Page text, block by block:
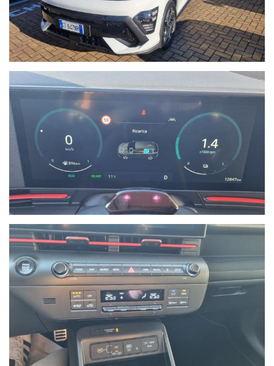
- Il Gruppo Autoquadrifoglio è concessionaria ufficiale Opel per
la vendita di autoveicoli e veicoli industriali dal 1978. Nel 2000
ha ampliato la gamma di servizi per i clienti con una moderna
autofficina meccanica.
Nel 2004 comincia l’avventura “Outlet dell’auto”, per la
commercializzazione di veicoli d’occasione garantiti di tutte le
marche.
Nel 2015 diventa nuova e unica concessionaria per la provincia
di Savona del brand Hyundai, aprendo una nuova sede in via
Braja 48r a Savona.
Oggi Autoquadrifoglio è anche concessionaria ufficiale per la
provincia di Savona dei brand Peugeot e Citroen, con sede in Via
Nizza 18 a Savona.
- Le immagini possono differire dalla vettura reale in stock
oggetto dell'offerta.